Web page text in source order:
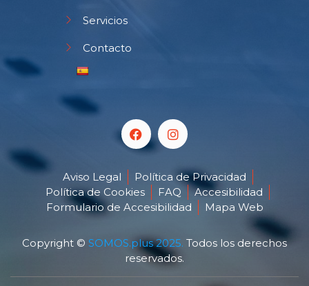
Servicios
Contacto
Aviso Legal
Política de Privacidad
Política de Cookies
FAQ
Accesibilidad
Formulario de Accesibilidad
Mapa Web
Copyright © SOMOS.plus 2025. Todos los derechos
reservados.